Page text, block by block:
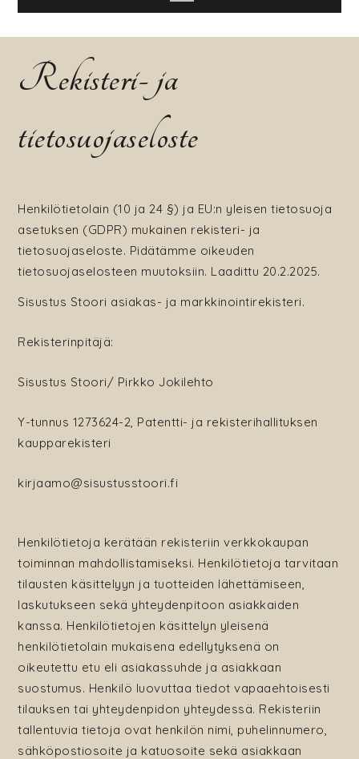
Rekisteri- ja
tietosuojaseloste
Henkilötietolain (10 ja 24 §) ja EU:n yleisen tietosuoja
asetuksen (GDPR) mukainen rekisteri- ja
tietosuojaseloste. Pidätämme oikeuden
tietosuojaselosteen muutoksiin. Laadittu 20.2.2025.
Sisustus Stoori asiakas- ja markkinointirekisteri.
Rekisterinpitäjä:
Sisustus Stoori/ Pirkko Jokilehto
Y-tunnus 1273624-2, Patentti- ja rekisterihallituksen
kaupparekisteri
kirjaamo@sisustusstoori.fi
Henkilötietoja kerätään rekisteriin verkkokaupan
toiminnan mahdollistamiseksi. Henkilötietoja tarvitaan
tilausten käsittelyyn ja tuotteiden lähettämiseen,
laskutukseen sekä yhteydenpitoon asiakkaiden
kanssa. Henkilötietojen käsittelyn yleisenä
henkilötietolain mukaisena edellytyksenä on
oikeutettu etu eli asiakassuhde ja asiakkaan
suostumus. Henkilö luovuttaa tiedot vapaaehtoisesti
tilauksen tai yhteydenpidon yhteydessä. Rekisteriin
tallentuvia tietoja ovat henkilön nimi, puhelinnumero,
sähköpostiosoite ja katuosoite sekä asiakkaan